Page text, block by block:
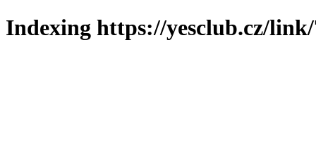
Indexing https://yesclub.cz/link/